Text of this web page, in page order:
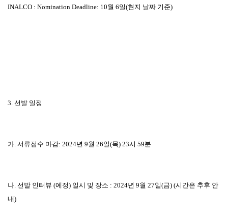
INALCO : Nomination Deadline: 10월 6일(현지 날짜 기준)
3. 선발 일정
가. 서류접수 마감: 2024년 9월 26일(목) 23시 59분
나. 선발 인터뷰 (예정) 일시 및 장소 : 2024년 9월 27일(금) (시간은 추후 안
내)